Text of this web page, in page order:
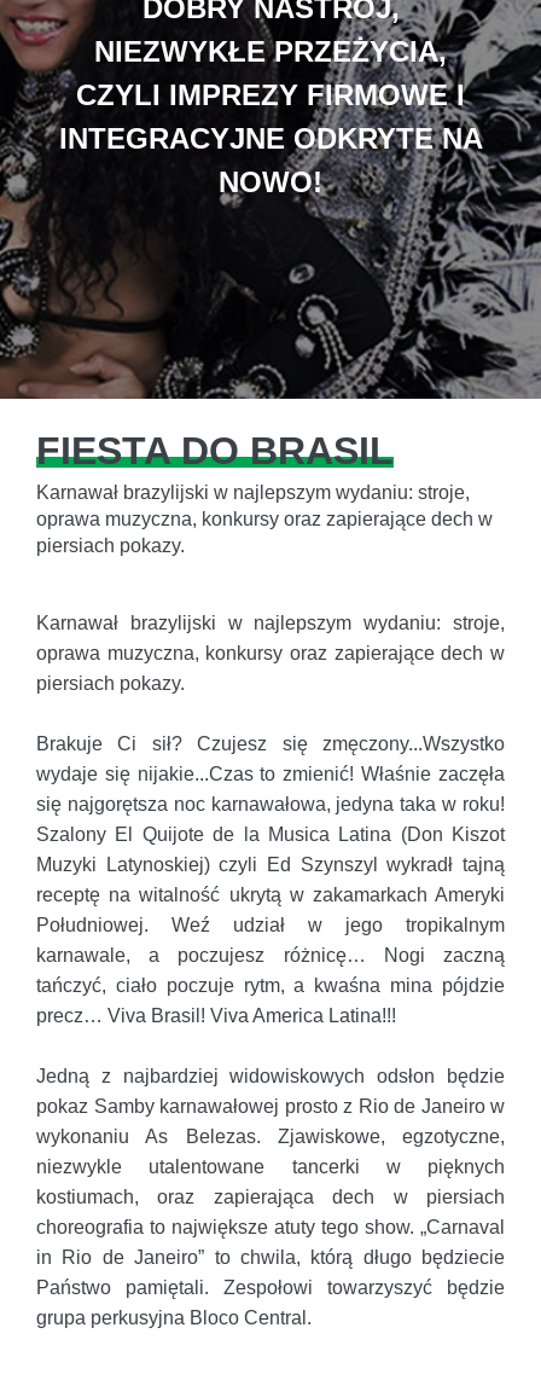
DOBRY NASTRÓJ,
NIEZWYKŁE PRZEŻYCIA,
CZYLI IMPREZY FIRMOWE I
INTEGRACYJNE ODKRYTE NA
NOWO!
FIESTA DO BRASIL
Karnawał brazylijski w najlepszym wydaniu: stroje,
oprawa muzyczna, konkursy oraz zapierające dech w
piersiach pokazy.
Karnawał brazylijski w najlepszym wydaniu: stroje,
oprawa muzyczna, konkursy oraz zapierające dech w
piersiach pokazy.
Brakuje Ci sił? Czujesz się zmęczony...Wszystko
wydaje się nijakie...Czas to zmienić! Właśnie zaczęła
się najgorętsza noc karnawałowa, jedyna taka w roku!
Szalony El Quijote de la Musica Latina (Don Kiszot
Muzyki Latynoskiej) czyli Ed Szynszyl wykradł tajną
receptę na witalność ukrytą w zakamarkach Ameryki
Południowej. Weź udział w jego tropikalnym
karnawale, a poczujesz różnicę… Nogi zaczną
tańczyć, ciało poczuje rytm, a kwaśna mina pójdzie
precz… Viva Brasil! Viva America Latina!!!
Jedną z najbardziej widowiskowych odsłon będzie
pokaz Samby karnawałowej prosto z Rio de Janeiro w
wykonaniu As Belezas. Zjawiskowe, egzotyczne,
niezwykle utalentowane tancerki w pięknych
kostiumach, oraz zapierająca dech w piersiach
choreografia to największe atuty tego show. „Carnaval
in Rio de Janeiro” to chwila, którą długo będziecie
Państwo pamiętali. Zespołowi towarzyszyć będzie
grupa perkusyjna Bloco Central.